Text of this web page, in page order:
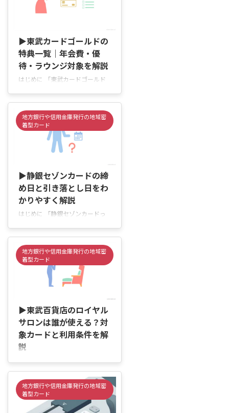
待ち合わせの合間に少し休みたく
店舗によって条件が違うため迷う
こともあります。 池袋周辺のラ
ウンジは、“ゴールドカードがあ
れば全部使える”と思われがちで
すが、実際には利用条件やサービ
ードラウンジの違いを整理し、対
象カードや使い方、確認ポイント
...
▶東武カードゴールドの
特典一覧｜年会費・優
待・ラウンジ対象を解説
はじめに 「東武カードゴールド
ープの優待はどこまで使える
の？」 と気になっていません
か。 東武線や東武百貨店をよく
利用している方の中には、「普通
のカードとの違いが分からない」
のかな」と迷っている方もいるで
しょう。 東武カードゴールド
は、ポイント還元や旅行関連サー
ビス、東武グループでの優待など
が用意されており、利用スタイル
待内容、 ...
地方銀行や信用金庫発行の地域密
着型カード
▶静銀セゾンカードの締
め日と引き落とし日をわ
かりやすく解説
はじめに 「静銀セゾンカードっ
は何日なのか分からなくて不
安…」「締め日を知らないまま使
っていて、請求額が思ったより多
くなったらどうしよう」と感じて
いませんか。 静銀セゾンカード
グ、スマートフォン料金などをま
とめて支払える便利なクレジット
カードです。ただ、締め日や引き
落とし日を把握していないと、支
払い予定が分かりにくくなること
とし日の基本ルール、利用明細の
確認方 ...
地方銀行や信用金庫発行の地域密
着型カード
▶東武百貨店のロイヤル
サロンは誰が使える？対
象カードと利用条件を解
説
ルサロンって、誰でも利用できる
の？」「東武カードゴールドがあ
れば入れるのかな…」と気になっ
ていませんか。 池袋店でロイヤ
地方銀行や信用金庫発行の地域密
着型カード